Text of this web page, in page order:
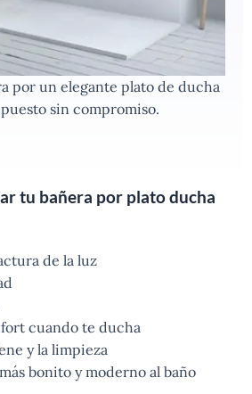
por un elegante plato de ducha
sin compromiso.
tu bañera por plato ducha
de la luz
cuando te ducha
y la limpieza
bonito y moderno al baño